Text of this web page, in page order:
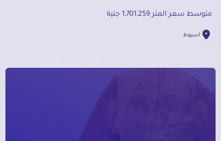
متوسط سعر المتر 1,701,259 جنية
أسيوط